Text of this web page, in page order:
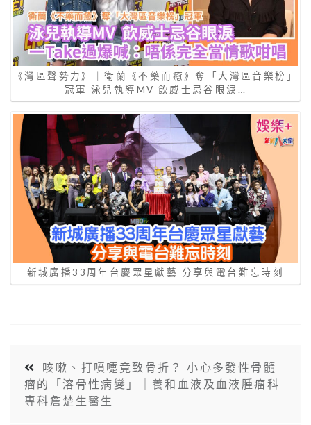
《灣區聲勢力》｜衛蘭《不藥而癒》奪「大灣區音樂榜」
冠軍 泳兒執導MV 飲威士忌谷眼淚…
新城廣播33周年台慶眾星獻藝 分享與電台難忘時刻
咳嗽、打噴嚏竟致骨折？ 小心多發性骨髓
瘤的「溶骨性病變」｜養和血液及血液腫瘤科
專科詹楚生醫生